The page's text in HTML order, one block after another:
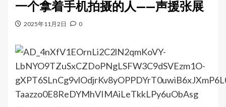
一个拿着手机拍摄的人——声援张展
2025年11月2日 0